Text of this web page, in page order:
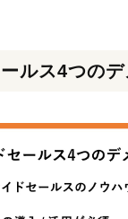
ルス4つのデ